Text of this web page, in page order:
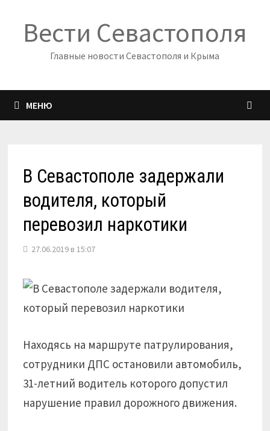
содержимому
Вести Севастополя
Главные новости Севастополя и Крыма
МЕНЮ
В Севастополе задержали
водителя, который
перевозил наркотики
27.06.2019 в 15:07
Находясь на маршруте патрулирования,
сотрудники ДПС остановили автомобиль,
31-летний водитель которого допустил
нарушение правил дорожного движения.